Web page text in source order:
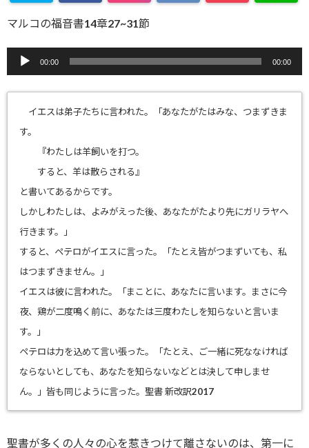
マルコの福音書14章27~31節
声
プ
00:00 00:00
イエスは弟子たちに言われた。「あなたがたはみな、 つまずきま
す。
『わたしは羊飼いを打つ。
すると、羊は散らされる』
と書いてあるからです。
しかしわたしは、よみがえった後、 あなたがたより先にガリラヤへ
行きます。」
すると、ペテロがイエスに言った。「たとえ皆がつまずいても、私
はつまずきません。」
イエスは彼に言われた。「まことに、あなたに言います。
まさに今
夜、鶏が二度鳴く前に、 あなたは三度わたしを知らないと言いま
す。」
ペテロは力を込めて言い張った。「たとえ、
ご一緒に死ななければ
ならないとしても、 あなたを知らないなどとは決して申しませ
ん。」皆も同じように言った。聖書 新改訳2017
聖書が多くの人々の心を惹きつけて離さないのは、第一に